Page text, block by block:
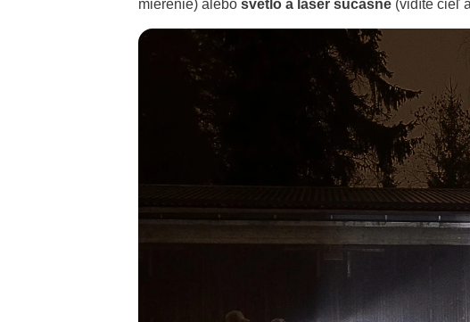
mierenie) alebo svetlo a laser súčasne (vidíte cieľ